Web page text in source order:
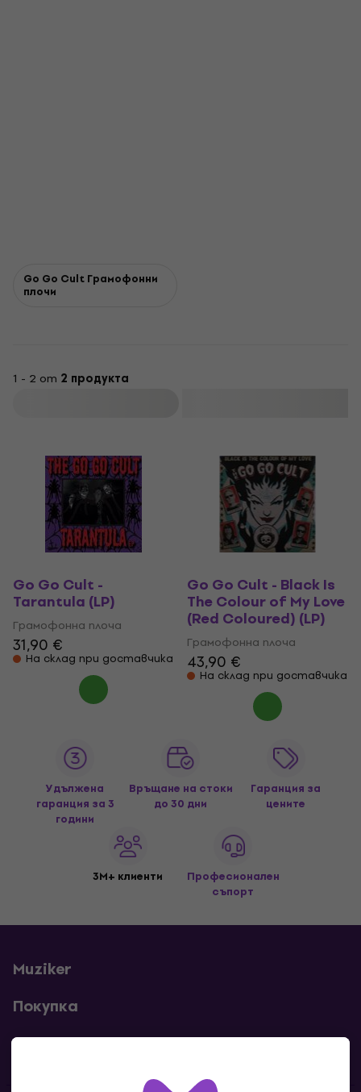
Go Go Cult Грамофонни
плочи
1 - 2 от 2 продукта
Go Go Cult -
Tarantula (LP)
Грамофонна плоча
31,90 €
На склад при доставчика
Go Go Cult - Black Is
The Colour of My Love
(Red Coloured) (LP)
Грамофонна плоча
43,90 €
На склад при доставчика
Удължена
гаранция за 3
години
Връщане на стоки
до 30 дни
Гаранция за
цените
3M+ клиенти
Професионален
съпорт
Muziker
Покупка
Полезни линкове